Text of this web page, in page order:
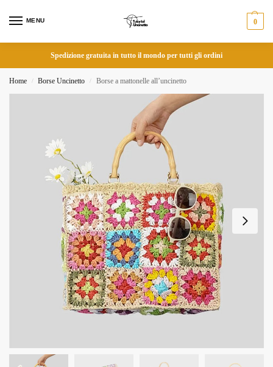
MENU 0
Spedizione gratuita in tutto il mondo per tutti gli ordini
Home / Borse Uncinetto / Borse a mattonelle all’uncinetto